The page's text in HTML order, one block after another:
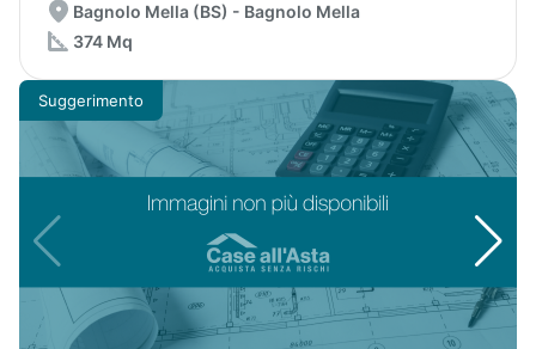
Bagnolo Mella (BS) - Bagnolo Mella
374 Mq
Suggerimento